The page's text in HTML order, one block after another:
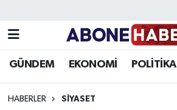
GÜNDEM EKONOMİ POLİTİKA
HABERLER SIYASET